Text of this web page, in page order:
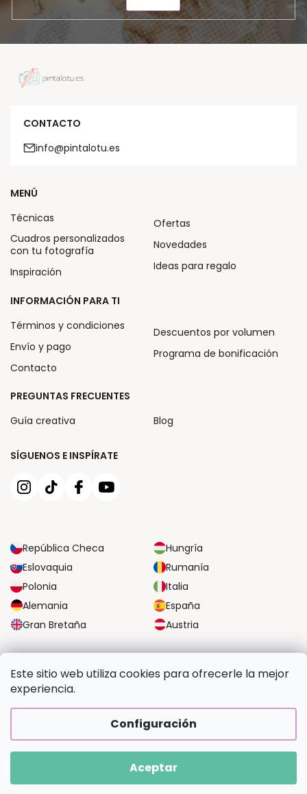
Este sitio web utiliza cookies para ofrecerle la mejor
experiencia.
Configuración
Aceptar
CONTACTO
info@pintalotu.es
SÍGUENOS E INSPÍRATE
República Checa
Hungría
Eslovaquia
Rumanía
Polonia
Italia
Alemania
España
Gran Bretaña
Austria
MENÚ
Técnicas
Cuadros personalizados
con tu fotografía
Inspiración
Ofertas
Novedades
Ideas para regalo
INFORMACIÓN PARA TI
Términos y condiciones
Envío y pago
Contacto
Descuentos por volumen
Programa de bonificación
PREGUNTAS FRECUENTES
Guía creativa
Blog
OPCIONES SEGURAS DE PAGO
Creado por Shoptet Premium|UpraviloFV STUDIO
Pintalotu.es. Todos los derechos reservados.